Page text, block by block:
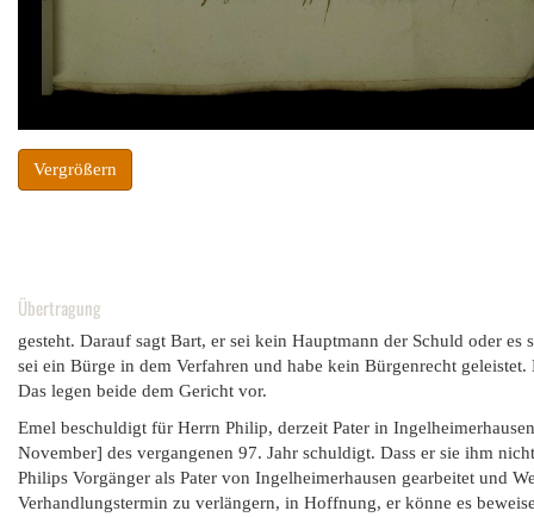
Vergrößern
Übertragung
gesteht. Darauf sagt Bart, er sei kein Hauptmann der Schuld oder
sei ein Bürge in dem Verfahren und habe kein Bürgenrecht
Das legen beide dem Gericht vor.
Emel beschuldigt für Herrn Philip, derzeit Pater in
November] des vergangenen 97. Jahr schuldigt. Dass er sie ihm
Philips Vorgänger als Pater von Ingelheimerhausen gearbeitet und
Verhandlungstermin zu verlängern, in Hoffnung, er könne es